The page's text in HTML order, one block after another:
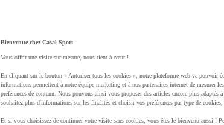
Bienvenue chez Casal Sport
Vous offrir une visite sur-mesure, nous tient à cœur !
En cliquant sur le bouton « Autoriser tous les cookies », notre plateforme web va pouvoir
informations permettent à notre équipe marketing et à nos partenaires internet de mesurer
préférences de contenu. Nous pouvons ainsi vous proposer des articles encore plus
souhaitez plus d'informations sur les finalités et choisir vos préférences par type de cookies,
Et si vous choisissez de continuer votre visite sans cookies, vous êtes le bienvenu aussi !